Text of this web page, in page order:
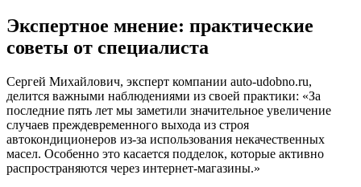
Экспертное мнение: практические
советы от специалиста
Сергей Михайлович, эксперт компании auto-udobno.ru,
делится важными наблюдениями из своей практики: «За
последние пять лет мы заметили значительное увеличение
случаев преждевременного выхода из строя
автокондиционеров из-за использования некачественных
масел. Особенно это касается подделок, которые активно
распространяются через интернет-магазины.»